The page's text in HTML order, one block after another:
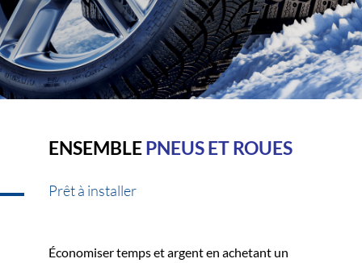
ENSEMBLEPNEUS ET ROUES
Prêt à installer
Économiser temps et argent en achetant un